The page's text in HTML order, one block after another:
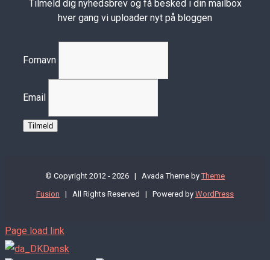
Tilmeld dig nyhedsbrev og få besked i din mailbox
hver gang vi uploader nyt på bloggen
Fornavn
Email
© Copyright 2012 - 2026 | Avada Theme byTheme
Fusion | All Rights Reserved | Powered by WordPress
Page load link
Dansk